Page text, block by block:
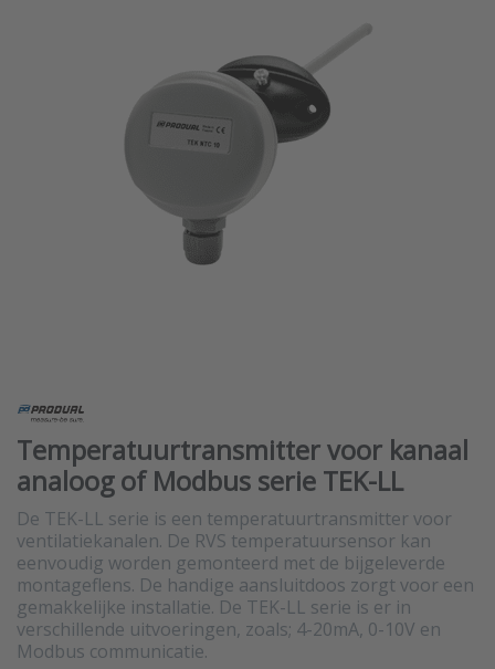
Temperatuurtransmitter voor kanaal
analoog of Modbus serie TEK-LL
De TEK-LL serie is een temperatuurtransmitter voor
ventilatiekanalen. De RVS temperatuursensor kan
eenvoudig worden gemonteerd met de bijgeleverde
montageflens. De handige aansluitdoos zorgt voor een
gemakkelijke installatie. De TEK-LL serie is er in
verschillende uitvoeringen, zoals; 4-20mA, 0-10V en
Modbus communicatie.